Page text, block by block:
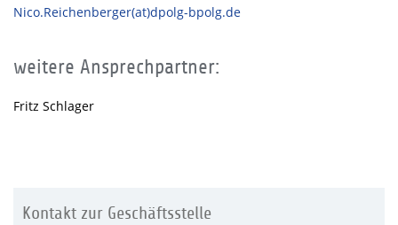
Nico.Reichenberger(at)dpolg-bpolg.de
weitere Ansprechpartner:
Fritz Schlager
Kontakt zur Geschäftsstelle